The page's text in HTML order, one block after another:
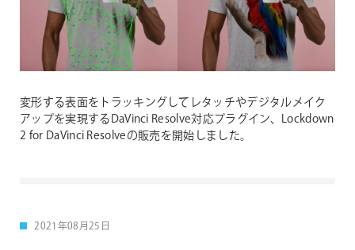
変形する表面をトラッキングしてレタッチやデジタルメイク
アップを実現するDaVinci Resolve対応プラグイン、Lockdown
2 for DaVinci Resolveの販売を開始しました。
2021年08月25日